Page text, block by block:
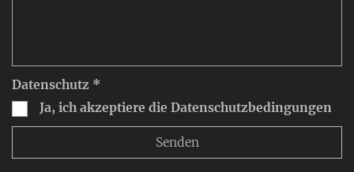
Datenschutz *
Ja, ich akzeptiere die Datenschutzbedingungen